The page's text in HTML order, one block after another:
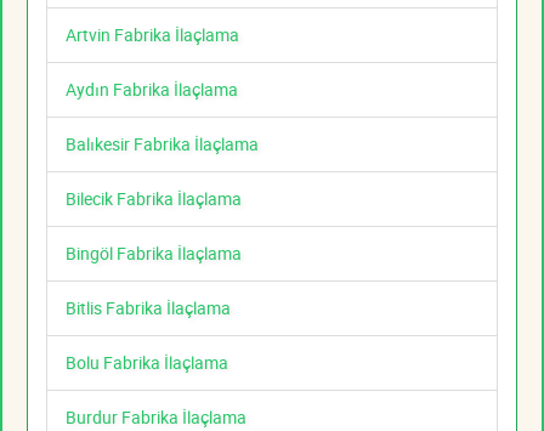
Artvin Fabrika İlaçlama
Aydın Fabrika İlaçlama
Balıkesir Fabrika İlaçlama
Bilecik Fabrika İlaçlama
Bingöl Fabrika İlaçlama
Bitlis Fabrika İlaçlama
Bolu Fabrika İlaçlama
Burdur Fabrika İlaçlama